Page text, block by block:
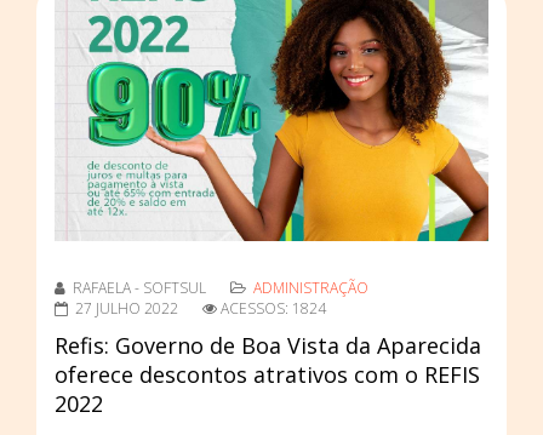
RAFAELA - SOFTSUL
ADMINISTRAÇÃO
27 JULHO 2022
ACESSOS: 1824
Refis: Governo de Boa Vista da Aparecida
oferece descontos atrativos com o REFIS
2022